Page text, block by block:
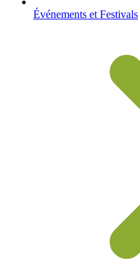
Événements et Festivals